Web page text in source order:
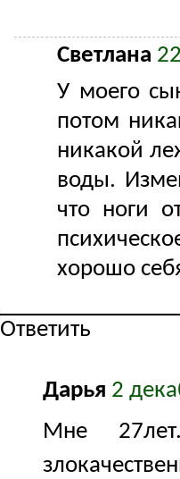
Светлана
У моего
потом
никакой
воды.
что ноги
хорошо
Ответить
Дарья 2
Мне